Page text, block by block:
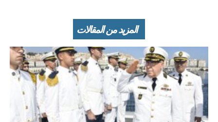
المزيد من المقالات